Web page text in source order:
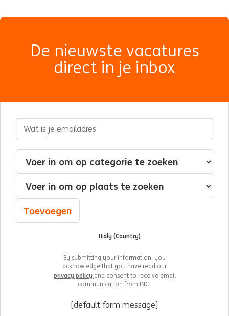
De nieuwste vacatures
direct in je inbox
E-mailadres
Geïnteresseerd in
Categorie
Plaats
Toevoegen
Italy (Country)
By submitting your information, you
acknowledge that you have read our
privacy policy and consent to receive email
communication from ING.
[default form message]